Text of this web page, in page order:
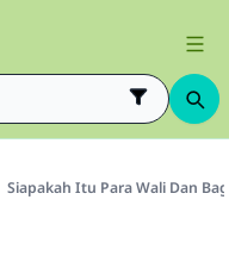
Siapakah Itu Para Wali Dan